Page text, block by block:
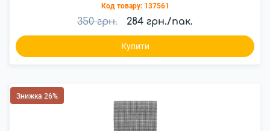
Код товару: 137561
350 грн. 284 грн./пак.
Купити
Знижка 26%